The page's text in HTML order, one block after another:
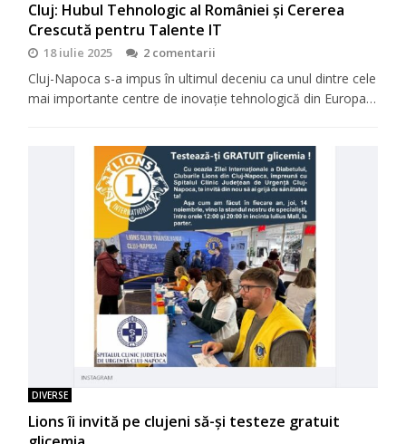
Cluj: Hubul Tehnologic al României și Cererea
Crescută pentru Talente IT
18 iulie 2025 2 comentarii
Cluj-Napoca s-a impus în ultimul deceniu ca unul dintre cele
mai importante centre de inovație tehnologică din Europa…
DIVERSE
Lions îi invită pe clujeni să-şi testeze gratuit